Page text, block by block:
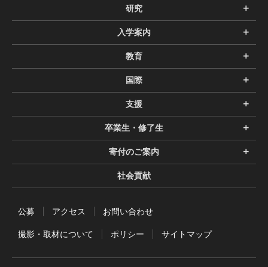
研究
入学案内
教育
国際
支援
卒業生・修了生
寄付のご案内
社会貢献
公募 アクセス お問い合わせ
撮影・取材について ポリシー サイトマップ